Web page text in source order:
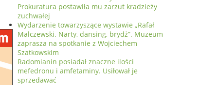
Prokuratura postawiła mu zarzut kradzieży
zuchwałej
Wydarzenie towarzyszące wystawie „Rafał
Malczewski. Narty, dansing, brydż”. Muzeum
zaprasza na spotkanie z Wojciechem
Szatkowskim
Radomianin posiadał znaczne ilości
mefedronu i amfetaminy. Usiłował je
sprzedawać